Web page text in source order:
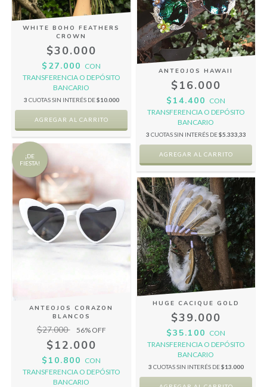
ANTEOJOS HAWAII
$16.000
$14.400 CON
TRANSFERENCIA O DEPÓSITO
BANCARIO
3 CUOTAS SIN INTERÉS DE$5.333,33
WHITE BOHO FEATHERS
CROWN
$30.000
$27.000 CON
TRANSFERENCIA O DEPÓSITO
BANCARIO
3 CUOTAS SIN INTERÉS DE$10.000
HUGE CACIQUE GOLD
$39.000
$35.100 CON
TRANSFERENCIA O DEPÓSITO
BANCARIO
3 CUOTAS SIN INTERÉS DE$13.000
¡DE
FIESTA!
ANTEOJOS CORAZON
BLANCOS
$27.000 56% OFF
$12.000
$10.800 CON
TRANSFERENCIA O DEPÓSITO
BANCARIO